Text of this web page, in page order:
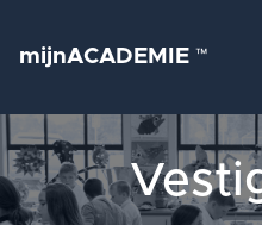
mijnACADEMIE ™